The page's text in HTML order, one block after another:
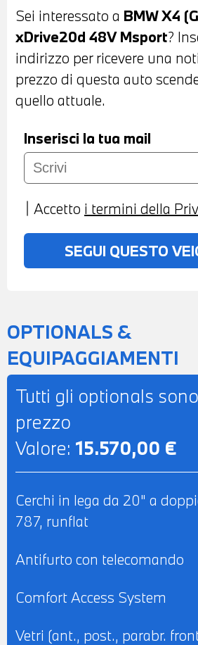
PARCHEGGIO ANTERIORI
TELECAMERA ANTERIORE
POSTERIORE CON
- VETRI ELETTRICI - VETRI
ISOLAMENTO ACUSTICO -
SCORTA - ANTIFURTO CON
TELECOMANDO -
INTERNO
VOLANTE - RADIO
CRUISE CONTROL -
LIMITATORE DI
SATELLITARE - BMW LIVE
PROFESSIONAL -
INDICATORE PRESSIONE
TOUCHSCREEN -
EMERGENZA -
COMPATIBILITA'
SERVICES - BRACCIOLO
COLOR ANTRACITE -
PELLE VERNASCA MOKKA -
ANTERIORI RISCALDABILI -
ELETTRICAMENTE CON
SPORTIVO M IN PELLE
Sei interessato a BMW X4
xDrive20d 48V Msport?
indirizzo per ricevere una
prezzo di questa auto
quello attuale.
Inserisci la tua mail
Accetto i termini della
SEGUI QUESTO
OPTIONALS &
EQUIPAGGIAMENTI
Tutti gli optionals
prezzo
Valore: 15.570,00 €
Cerchi in lega da 20" a
787, runflat
Antifurto con telecomando
Comfort Access System
Vetri (ant., post., parabr.